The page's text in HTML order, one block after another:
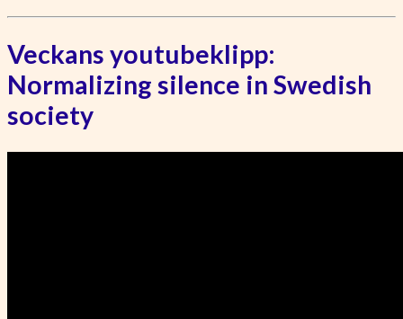
Veckans youtubeklipp:
Normalizing silence in Swedish
society